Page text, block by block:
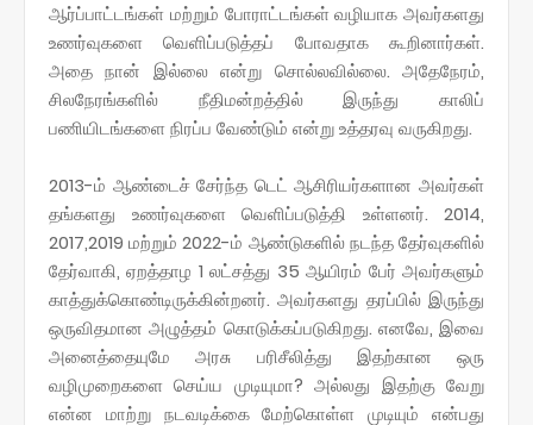
ஆர்ப்பாட்டங்கள் மற்றும் போராட்டங்கள் வழியாக அவர்களது
உணர்வுகளை வெளிப்படுத்தப் போவதாக கூறினார்கள்.
அதை நான் இல்லை என்று சொல்லவில்லை. அதேநேரம்,
சிலநேரங்களில் நீதிமன்றத்தில் இருந்து காலிப்
பணியிடங்களை நிரப்ப வேண்டும் என்று உத்தரவு வருகிறது.
2013-ம் ஆண்டைச் சேர்ந்த டெட் ஆசிரியர்களான அவர்கள்
தங்களது உணர்வுகளை வெளிப்படுத்தி உள்ளனர். 2014,
2017,2019 மற்றும் 2022-ம் ஆண்டுகளில் நடந்த தேர்வுகளில்
தேர்வாகி, ஏறத்தாழ 1 லட்சத்து 35 ஆயிரம் பேர் அவர்களும்
காத்துக்கொண்டிருக்கின்றனர். அவர்களது தரப்பில் இருந்து
ஒருவிதமான அழுத்தம் கொடுக்கப்படுகிறது. எனவே, இவை
அனைத்தையுமே அரசு பரிசீலித்து இதற்கான ஒரு
வழிமுறைகளை செய்ய முடியுமா? அல்லது இதற்கு வேறு
என்ன மாற்று நடவடிக்கை மேற்கொள்ள முடியும் என்பது